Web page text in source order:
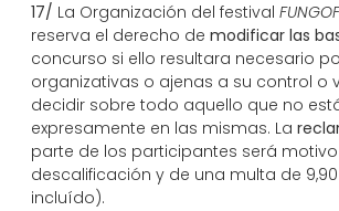
17/ La Organización del festival
reserva el derecho de modificar las
concurso si ello resultara necesario
organizativas o ajenas a su control o
decidir sobre todo aquello que no
expresamente en las mismas. La
parte de los participantes será
descalificación y de una multa de
incluído).